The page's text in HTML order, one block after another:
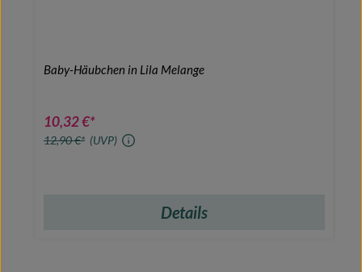
Baby-Häubchen in Lila Melange
10,32 €*
12,90 €* (UVP)
Details